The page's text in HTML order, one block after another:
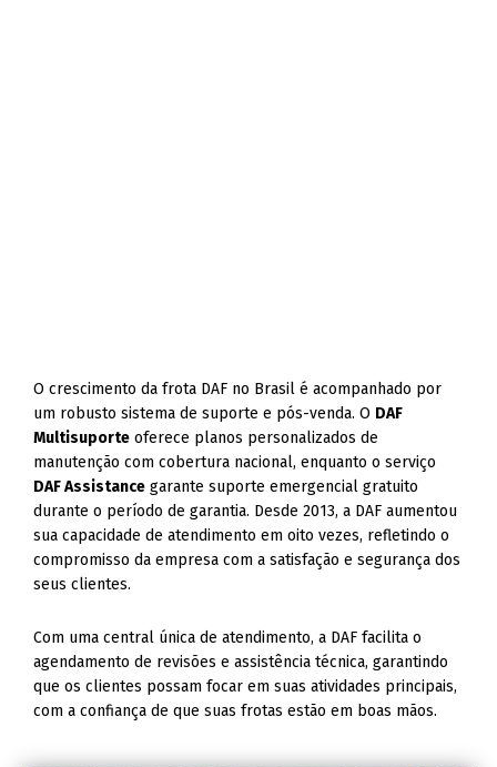
O crescimento da frota DAF no Brasil é acompanhado por
um robusto sistema de suporte e pós-venda. O DAF
Multisuporte oferece planos personalizados de
manutenção com cobertura nacional, enquanto o serviço
DAF Assistance garante suporte emergencial gratuito
durante o período de garantia. Desde 2013, a DAF aumentou
sua capacidade de atendimento em oito vezes, refletindo o
compromisso da empresa com a satisfação e segurança dos
seus clientes.
Com uma central única de atendimento, a DAF facilita o
agendamento de revisões e assistência técnica, garantindo
que os clientes possam focar em suas atividades principais,
com a confiança de que suas frotas estão em boas mãos.